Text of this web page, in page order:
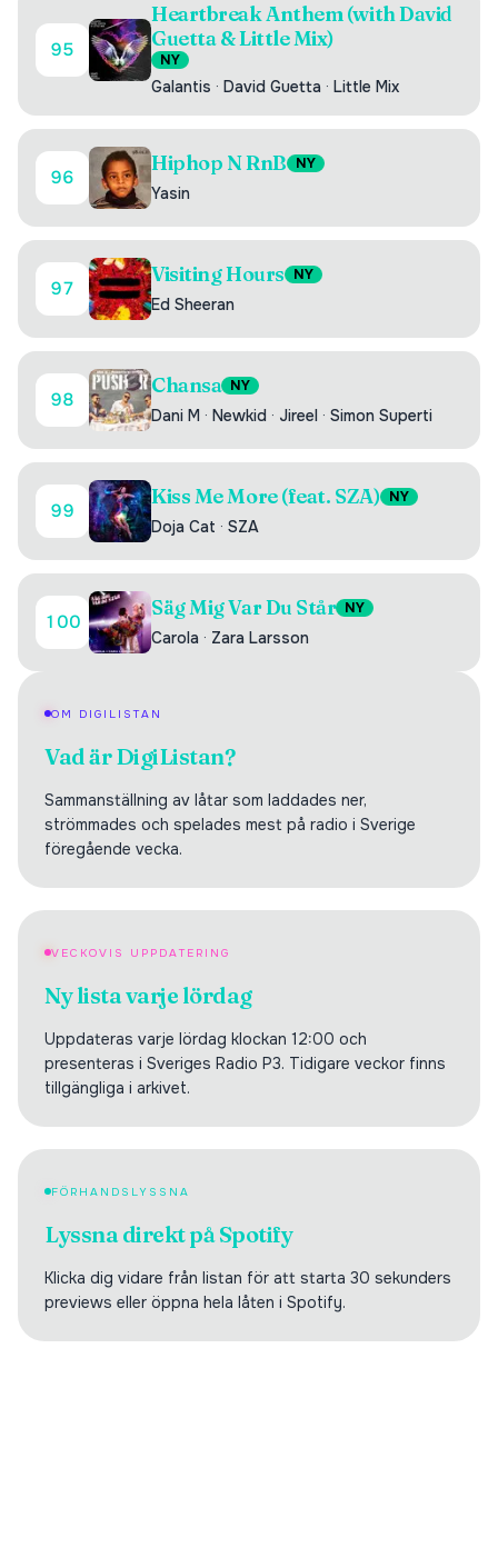
95
Heartbreak Anthem (with David
Guetta & Little Mix)
NY
Galantis · David Guetta · Little Mix
96
Hiphop N RnB NY
Yasin
97
Visiting Hours NY
Ed Sheeran
98
Chansa NY
Dani M · Newkid · Jireel · Simon Superti
99
Kiss Me More (feat. SZA) NY
Doja Cat · SZA
100
Säg Mig Var Du Står NY
Carola · Zara Larsson
OM DIGILISTAN
Vad är DigiListan?
Sammanställning av låtar som laddades ner,
strömmades och spelades mest på radio i Sverige
föregående vecka.
VECKOVIS UPPDATERING
Ny lista varje lördag
Uppdateras varje lördag klockan 12:00 och
presenteras i Sveriges Radio P3. Tidigare veckor finns
tillgängliga i arkivet.
FÖRHANDSLYSSNA
Lyssna direkt på Spotify
Klicka dig vidare från listan för att starta 30 sekunders
previews eller öppna hela låten i Spotify.